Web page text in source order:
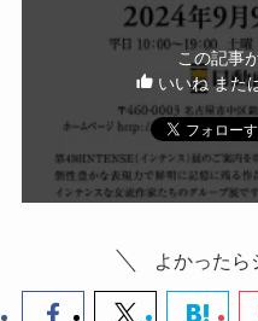
この記事
いいね また
よかったら